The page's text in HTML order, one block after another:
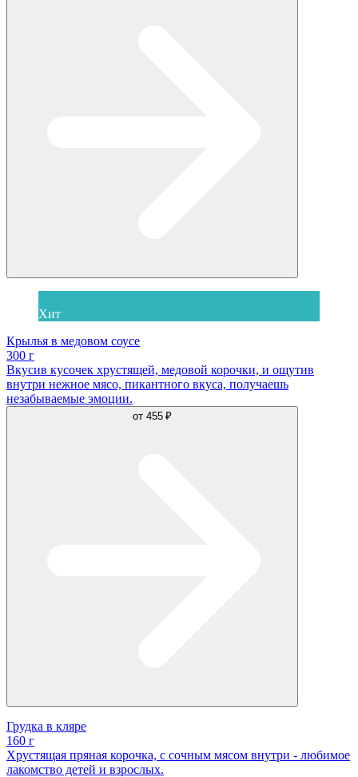
Хит
Крылья в медовом соусе
300 г
Вкусив кусочек хрустящей, медовой корочки, и ощутив
внутри нежное мясо, пикантного вкуса, получаешь
незабываемые эмоции.
от 455 ₽
Грудка в кляре
160 г
Хрустящая пряная корочка, с сочным мясом внутри - любимое
лакомство детей и взрослых.